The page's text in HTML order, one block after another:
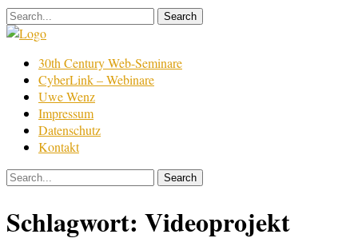
Skip
to
Film
Bearbeitung
30th Century Web-Seminare
CyberLink – Webinare
Uwe Wenz
Impressum
Datenschutz
Kontakt
Schlagwort: Videoprojekt